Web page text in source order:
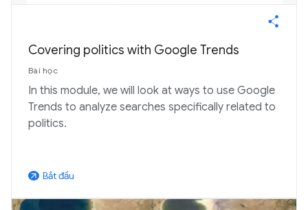
Covering politics with Google Trends
Bài học
In this module, we will look at ways to use Google
Trends to analyze searches specifically related to
politics.
arrow_outward Bắt đầu